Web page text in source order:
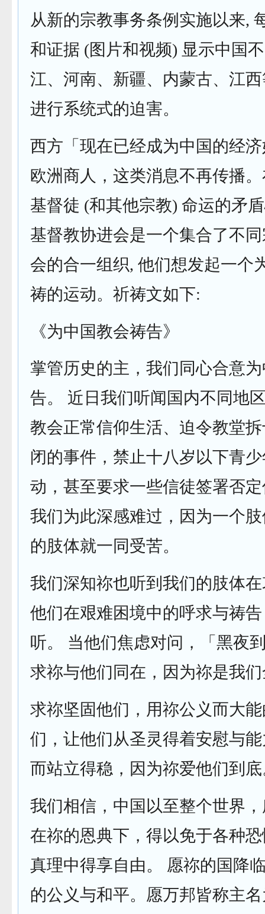
从新的宗教事务条例实施以来,
和证据 (图片和视频) 显示中国
江、河南、新疆、内蒙古、江
进行系统式的迫害。
西方「现在已经成为中国的经
欧洲商人，这类消息不再传播
基督徒 (和其他宗教) 命运的矛
基督教协进会是一个集合了不
会的合一组织, 他们想发起一个
祷的运动。祈祷文如下:
《为中国教会祷告》
掌管历史的主，我们同心合意
告。 近日我们听闻国内不同地
教会正常信仰生活、迫令教堂
闭的事件，禁止十八岁以下青
动，甚至要求一些信徒签署否
我们为此深感难过，因为一个
的肢体就一同受苦。
我们深知祢也听到我们的肢体
他们在艰难困境中的呼求与祷
听。 当他们焦虑对问，「黑夜
求祢与他们同在，因为祢是我
求祢坚固他们，用祢公义而大
们，让他们从圣灵得着安慰与
而站立得稳，因为祢爱他们到
我们相信，中国以至整个世界
在祢的恩典下，得以免于各种
真理中得享自由。 愿祢的国降
的公义与和平。愿万邦皆称主